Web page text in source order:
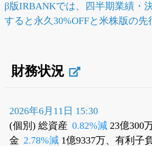
β版IRBANKでは、 四半期業績・
すると永久30%OFFと米株版の
財務状況
2026年6月11日 15:30
(個別) 総資産 0.82%減 23億300
金 2.78%減 1億9337万、有利子